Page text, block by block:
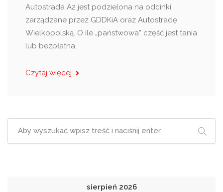
Autostrada A2 jest podzielona na odcinki
zarządzane przez GDDKiA oraz Autostradę
Wielkopolską. O ile „państwowa” część jest tania
lub bezpłatna,
Czytaj więcej
sierpień 2026